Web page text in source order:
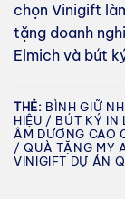
chọn Vinigift
tặng doanh
Elmich và bút
THẺ: BÌNH GIỮ
HIỆU / BÚT KÝ
ÂM DƯƠNG CAO
/ QUÀ TẶNG MY
VINIGIFT DỰ ÁN